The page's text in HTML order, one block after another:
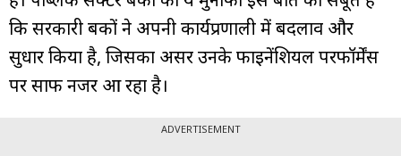
कि सरकारी बैंकों ने अपनी कार्यप्रणाली में बदलाव और
सुधार किया है, जिसका असर उनके फाइनेंशियल परफॉर्मेंस
पर साफ नजर आ रहा है।
ADVERTISEMENT